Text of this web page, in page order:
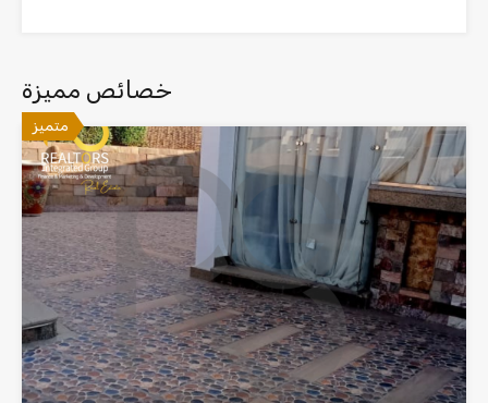
خصائص مميزة
متميز